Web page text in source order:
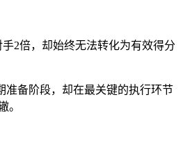
2倍，却始终无法转化为有效得分
准备阶段，却在最关键的执行环节
。